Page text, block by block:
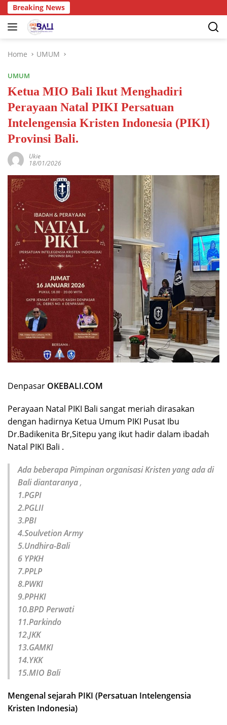
Breaking News
Home UMUM
UMUM
Ketua MIO Bali Ikut Menghadiri
Perayaan Natal PIKI Persatuan
Intelengensia Kristen Indonesia (PIKI)
Provinsi Bali.
Ukie
18/01/2026
Denpasar OKEBALI.COM
Perayaan Natal PIKI Bali sangat meriah dirasakan
dengan hadirnya Ketua Umum PIKI Pusat Ibu
Dr.Badikenita Br,Sitepu yang ikut hadir dalam ibadah
Natal PIKI Bali .
Ada beberapa Pimpinan organisasi Kristen yang ada di
Bali diantaranya,
1.PGPI
2.PGLII
3.PBI
4.Soulvetion Army
5.Undhira-Bali
6 YPKH
7.PPLP
8.PWKI
9.PPHKI
10.BPD Perwati
11.Parkindo
12.JKK
13.GAMKI
14.YKK
15.MIO Bali
Mengenal sejarah PIKI (Persatuan Intelengensia
Kristen Indonesia)